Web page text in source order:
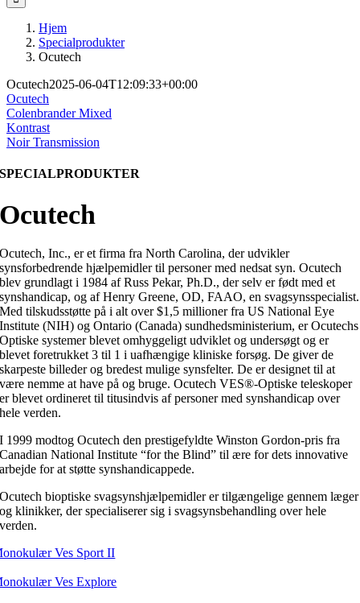
Hjem
Specialprodukter
Ocutech
Ocutech2025-06-04T12:09:33+00:00
Ocutech
Colenbrander Mixed
Kontrast
Noir Transmission
SPECIALPRODUKTER
Ocutech
Ocutech, Inc., er et firma fra North Carolina, der udvikler
synsforbedrende hjælpemidler til personer med nedsat syn. Ocutech
blev grundlagt i 1984 af Russ Pekar, Ph.D., der selv er født med et
synshandicap, og af Henry Greene, OD, FAAO, en svagsynsspecialist.
Med tilskudsstøtte på i alt over $1,5 millioner fra US National Eye
Institute (NIH) og Ontario (Canada) sundhedsministerium, er Ocutechs
Optiske systemer blevet omhyggeligt udviklet og undersøgt og er
blevet foretrukket 3 til 1 i uafhængige kliniske forsøg. De giver de
skarpeste billeder og bredest mulige synsfelter. De er designet til at
være nemme at have på og bruge. Ocutech VES®-Optiske teleskoper
er blevet ordineret til titusindvis af personer med synshandicap over
hele verden.
I 1999 modtog Ocutech den prestigefyldte Winston Gordon-pris fra
Canadian National Institute “for the Blind” til ære for dets innovative
arbejde for at støtte synshandicappede.
Ocutech bioptiske svagsynshjælpemidler er tilgængelige gennem læger
og klinikker, der specialiserer sig i svagsynsbehandling over hele
verden.
Ves Sport II
Ves Explore